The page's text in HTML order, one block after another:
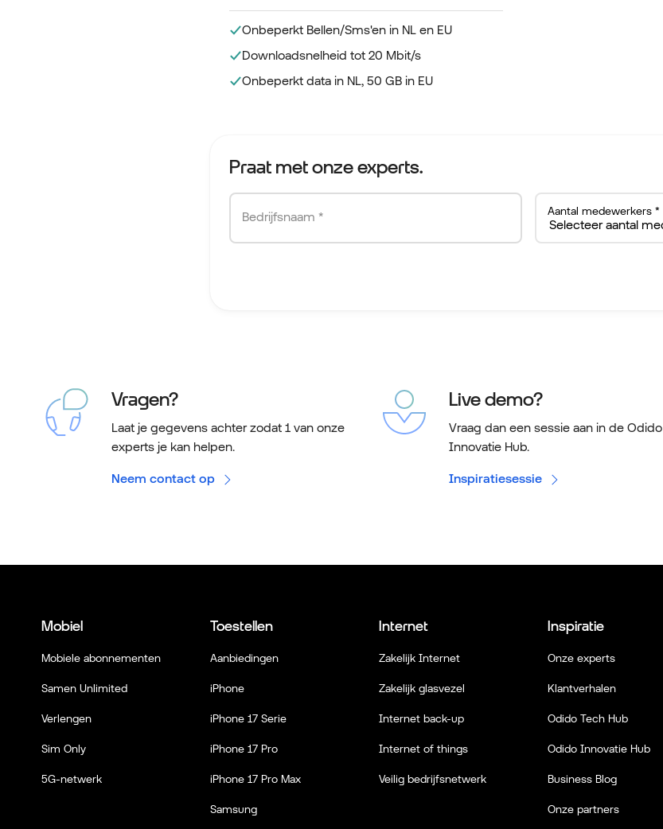
Onbeperkt Bellen/Sms'en in NL en EU
Downloadsnelheid tot 20 Mbit/s
Onbeperkt data in NL, 50 GB in EU
Praat met onze experts.
Bedrijfsnaam * Aantal medewerkers *
Vragen?
Laat je gegevens achter zodat 1 van onze
experts je kan helpen.
Neem contact op
Live demo?
Vraag dan een sessie aan in de Odido
Innovatie Hub.
Inspiratiesessie
Mobiel
Mobiele abonnementen
Samen Unlimited
Verlengen
Sim Only
5G-netwerk
Toestellen
Aanbiedingen
iPhone
iPhone 17 Serie
iPhone 17 Pro
iPhone 17 Pro Max
Samsung
Internet
Zakelijk Internet
Zakelijk glasvezel
Internet back-up
Internet of things
Veilig bedrijfsnetwerk
Inspiratie
Onze experts
Klantverhalen
Odido Tech Hub
Odido Innovatie Hub
Business Blog
Onze partners